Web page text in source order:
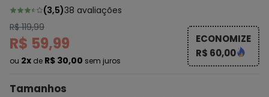
(3,5)38 avaliações
R$ 119,99
R$ 59,99
ou 2x de R$ 30,00 sem juros
ECONOMIZE
R$ 60,00
Tamanhos